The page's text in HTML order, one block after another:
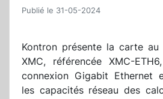
Publié le 31-05-2024
Kontron présente la carte au
XMC, référencée XMC-
connexion Gigabit Ethernet
les capacités réseau des